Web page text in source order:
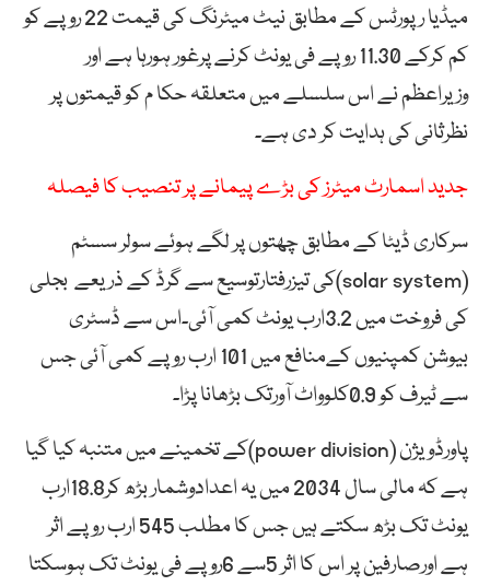
میڈیا رپورٹس کے مطابق نیٹ میٹرنگ کی قیمت 22 روپے کو
کم کرکے 11.30 روپے فی یونٹ کرنے پرغور ہورہا ہے اور
وزیراعظم نے اس سلسلے میں متعلقہ حکا م کو قیمتوں پر
نظرثانی کی ہدایت کر دی ہے۔
جدید اسمارٹ میٹرز کی بڑے پیمانے پر تنصیب کا فیصلہ
سرکاری ڈیٹا کے مطابق چھتوں پر لگے ہوئے سولر سسٹم
(solar system)کی تیزرفتارتوسیع سے گرڈ کے ذریعے بجلی
کی فروخت میں 3.2ارب یونٹ کمی آئی۔اس سے ڈسٹری
بیوشن کمپنیوں کےمنافع میں 101 ارب روپے کمی آئی جس
سے ٹیرف کو 0.9کلوواٹ آورتک بڑھانا پڑا۔
پاورڈویژن (power division)کے تخمینے میں متنبہ کیا گیا
ہے کہ مالی سال 2034 میں یہ اعدادوشمار بڑھ کر18.8ارب
یونٹ تک بڑھ سکتے ہیں جس کا مطلب 545 ارب روپے اثر
ہے اورصارفین پر اس کا اثر 5سے 6روپے فی یونٹ تک ہوسکتا